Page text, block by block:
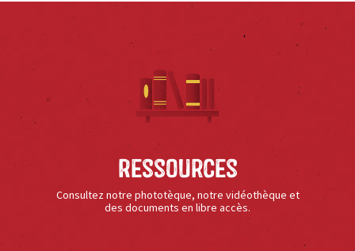
Ressources
Consultez notre phototèque, notre vidéothèque et
des documents en libre accès.